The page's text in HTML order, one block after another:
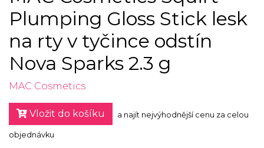
Plumping Gloss Stick lesk
na rty v tyčince odstín
Nova Sparks 2.3 g
MAC Cosmetics
Vložit do košíku a najít nejvýhodnější cenu za celou
objednávku